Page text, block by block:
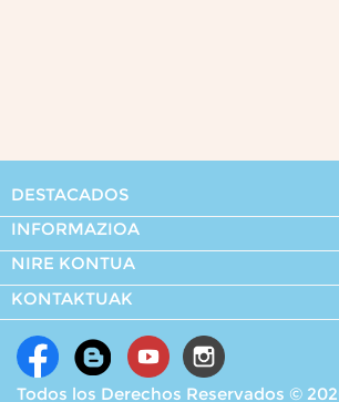
DESTACADOS
INFORMAZIOA
NIRE KONTUA
KONTAKTUAK
Todos los Derechos Reservados ©